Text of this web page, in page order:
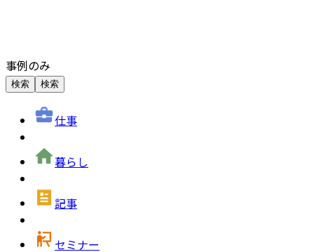
事例のみ
検索 検索
仕事
暮らし
記事
セミナー